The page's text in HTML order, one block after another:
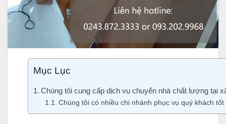
Mục Lục
Chúng tôi cung cấp dịch vụ chuyển nhà chất lượng tại
Chúng tôi có nhiều chi nhánh phục vụ quý khách tốt